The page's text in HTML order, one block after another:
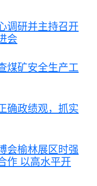
调研并主持召开
会
煤矿安全生产工
确政绩观，抓实
会榆林展区时强
作 以高水平开